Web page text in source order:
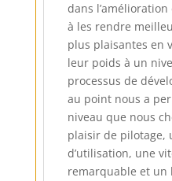
dans
à les rendre
plus plaisantes en
leur poids à un
processus de
au point nous a
niveau que nous
plaisir de pilotage,
d’utilisation, une
remarquable et